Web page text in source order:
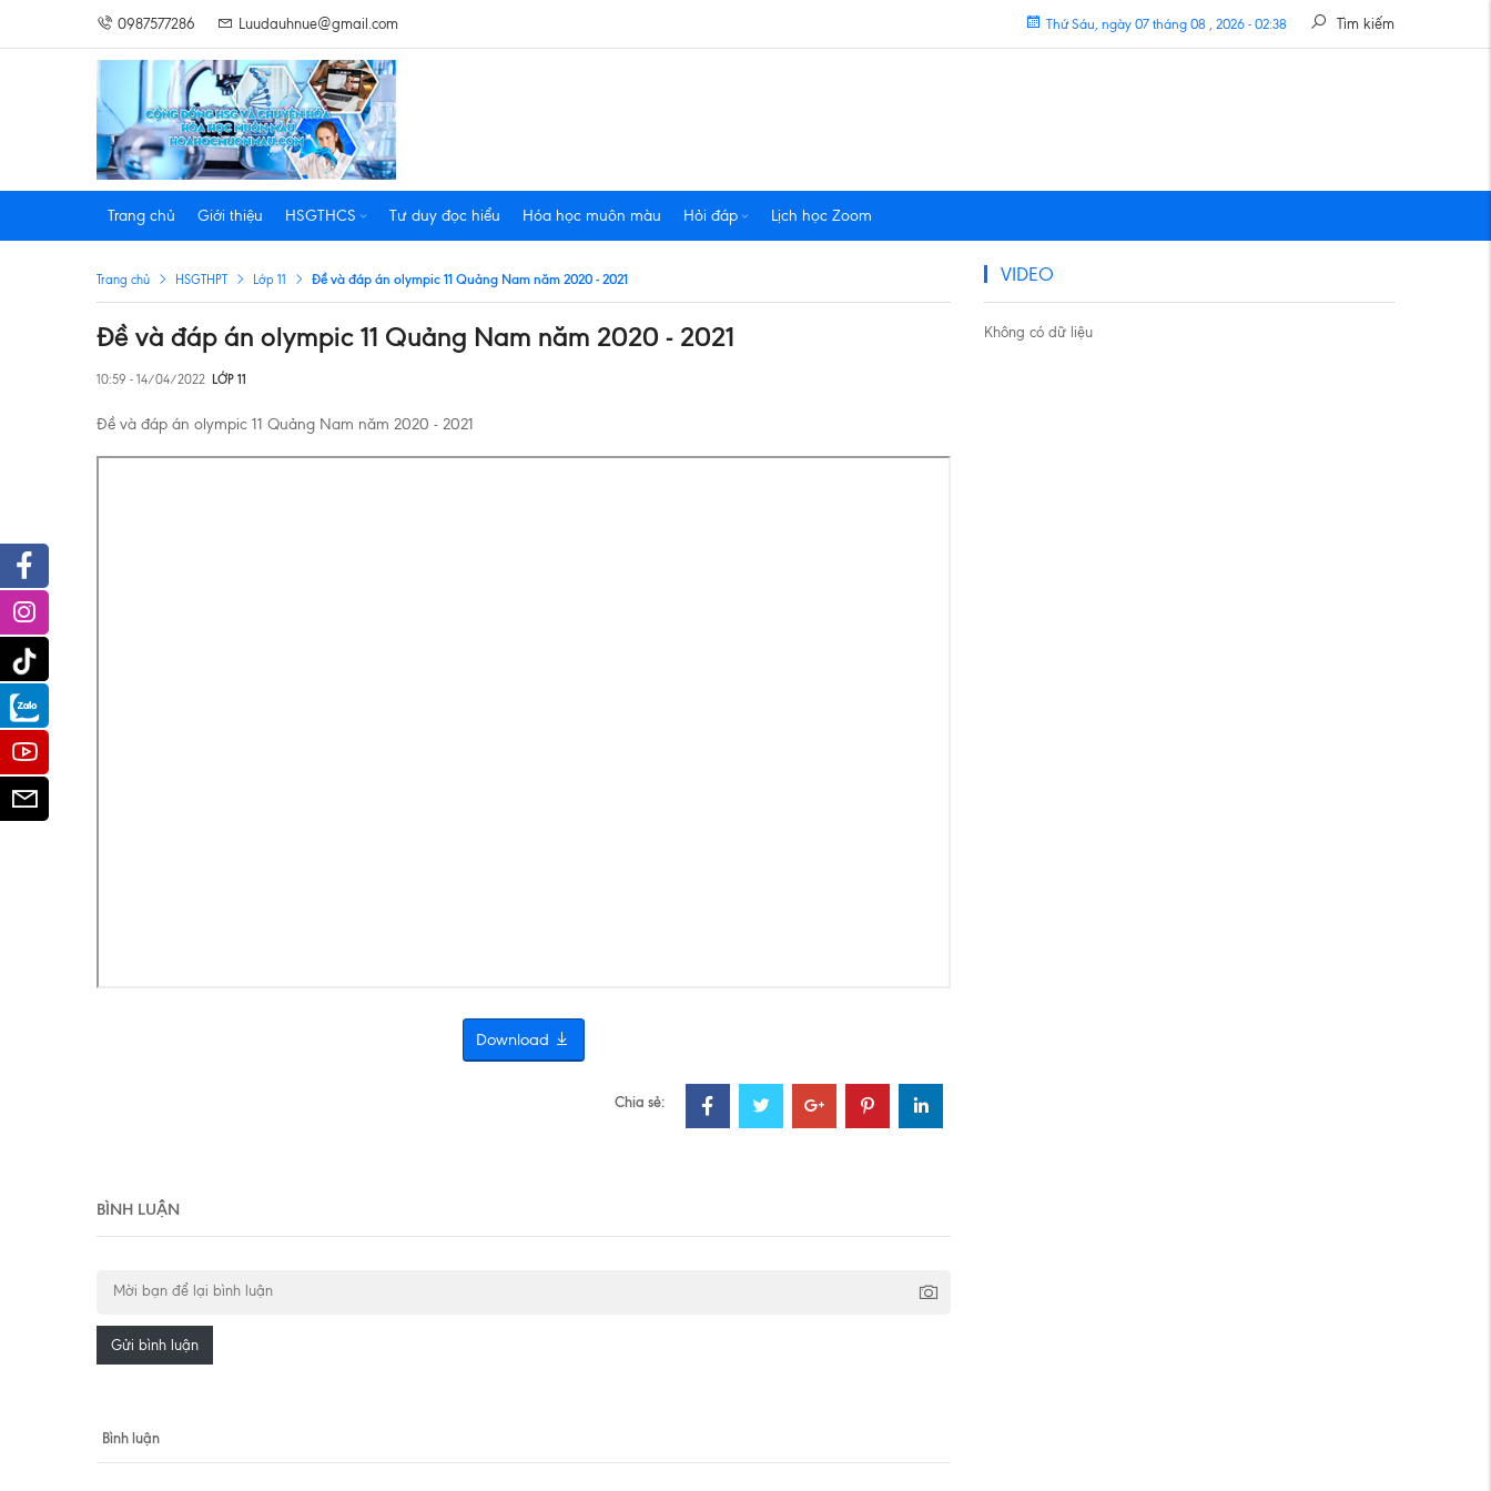
0987577286 Luudauhnue@gmail.com Tìm kiếm
Thứ Sáu, ngày 07 tháng 08 , 2026 - 02:38
Trang chủ Giới thiệu HSGTHCS Tư duy đọc hiểu Hóa học muôn màu Hỏi đáp Lịch học Zoom
Trang chủ HSGTHPT Lớp 11 Đề và đáp án olympic 11 Quảng Nam năm 2020 - 2021
Đề và đáp án olympic 11 Quảng Nam năm 2020 - 2021
10:59 - 14/04/2022 LỚP 11
Đề và đáp án olympic 11 Quảng Nam năm 2020 - 2021
Download
Chia sẻ:
BÌNH LUẬN
Gửi bình luận
Bình luận
VIDEO
Không có dữ liệu